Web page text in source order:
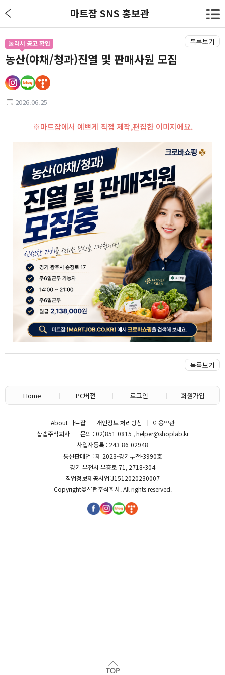
마트잡 SNS 홍보관
목록보기
농산(야채/청과)진열 및 판매사원 모집
눌러서 공고 확인
2026.06.25
※마트잡에서 예쁘게 직접 제작,편집한 이미지에요.
목록보기
Home PC버전 로그인 회원가입
About 마트잡 개인정보 처리방침
이용약관
샵랩주식회사
문의 : 02)851-0815 , helper@shoplab.kr
사업자등록 : 243-86-02948
통신판매업 : 제 2023-경기부천-3990호
경기 부천시 부흥로 71, 2718-304
직업정보제공사업:J1512020230007
Copyright©샵랩주식회사. All rights reserved.